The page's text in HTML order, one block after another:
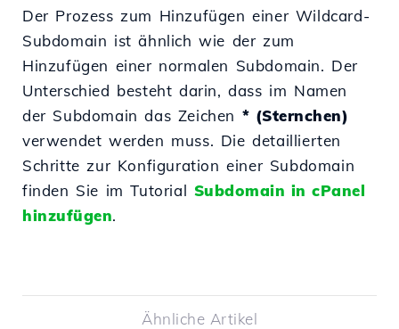
Der Prozess zum Hinzufügen einer Wildcard-
Subdomain ist ähnlich wie der zum
Hinzufügen einer normalen Subdomain. Der
Unterschied besteht darin, dass im Namen
der Subdomain das Zeichen * (Sternchen)
verwendet werden muss. Die detaillierten
Schritte zur Konfiguration einer Subdomain
finden Sie im Tutorial Subdomain in cPanel
hinzufügen.
Ähnliche Artikel